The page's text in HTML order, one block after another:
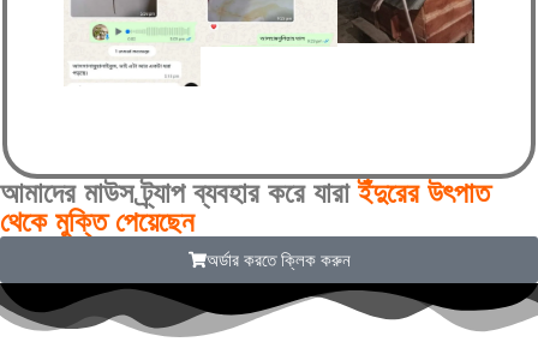
আমাদের মাউস ট্র্যাপ ব্যবহার করে যারাইঁদুরের উৎপাত
থেকে মুক্তি পেয়েছেন
অর্ডার করতে ক্লিক করুন